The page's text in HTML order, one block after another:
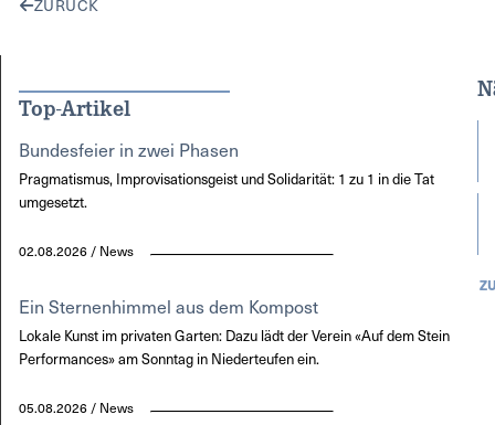
ZURÜCK
Top-Artikel
Bundesfeier in zwei Phasen
Pragmatismus, Improvisationsgeist und Solidarität: 1 zu 1 in die Tat
umgesetzt.
02.08.2026 / News
Ein Sternenhimmel aus dem Kompost
Lokale Kunst im privaten Garten: Dazu lädt der Verein «Auf dem Stein
Performances» am Sonntag in Niederteufen ein.
05.08.2026 / News